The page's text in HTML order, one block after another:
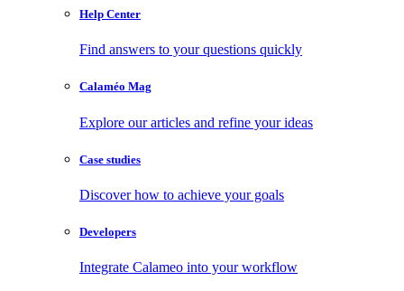
Help Center
Find answers to your questions quickly
Calaméo Mag
Explore our articles and refine your ideas
Case studies
Discover how to achieve your goals
Developers
Integrate Calameo into your workflow